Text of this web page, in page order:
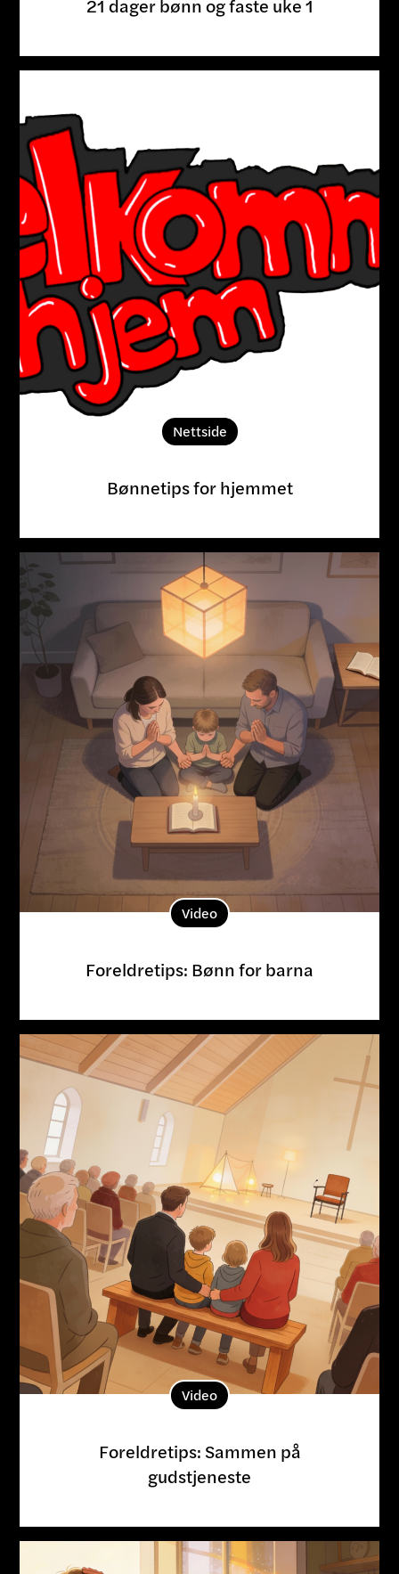
21 dager bønn og faste uke 1
Nettside
Bønnetips for hjemmet
Video
Foreldretips: Bønn for barna
Video
Foreldretips: Sammen på
gudstjeneste